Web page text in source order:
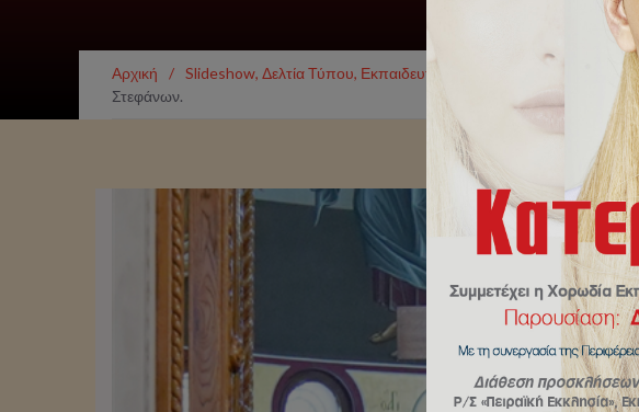
Αρχική / Slideshow, Δελτία Τύπου, Εκπαιδευτήρια
Στεφάνων.